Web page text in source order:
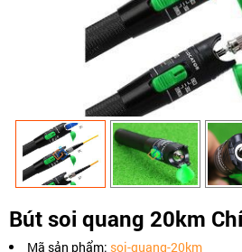
Bút soi quang 20km
Mã sản phẩm: soi-quang-20km